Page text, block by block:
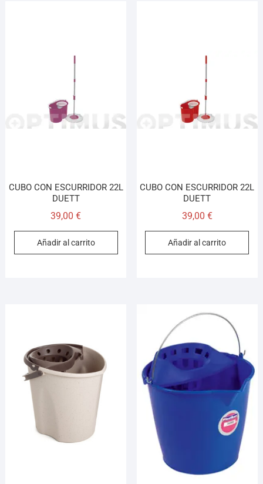
CUBO CON ESCURRIDOR 22L
DUETT
39,00€
Añadir al carrito
CUBO CON ESCURRIDOR 22L
DUETT
39,00 €
Añadir al carrito